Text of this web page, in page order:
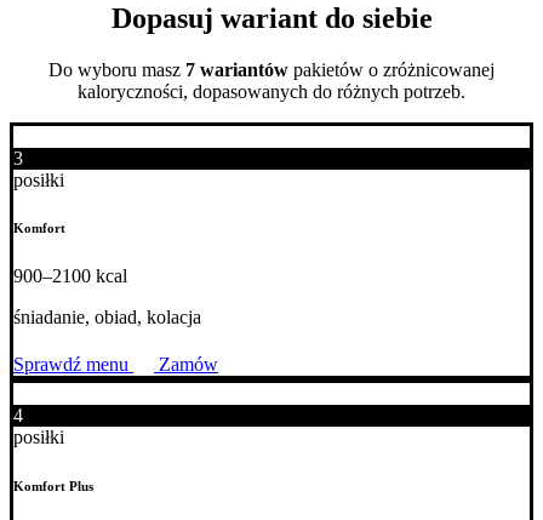
Dopasuj wariant do siebie
Do wyboru masz 7 wariantów pakietów o zróżnicowanej
kaloryczności, dopasowanych do różnych potrzeb.
3
posiłki
Komfort
900–2100 kcal
śniadanie, obiad, kolacja
Sprawdź menu Zamów
4
posiłki
Komfort Plus